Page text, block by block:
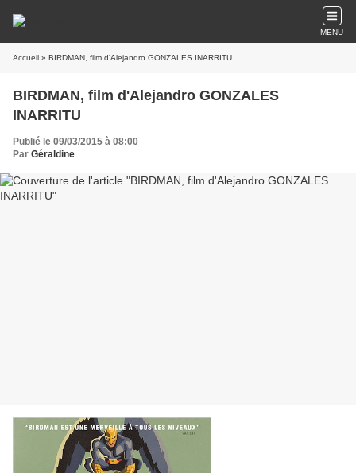
MENU
Accueil » BIRDMAN, film d'Alejandro GONZALES INARRITU
BIRDMAN, film d'Alejandro GONZALES
INARRITU
Publié le 09/03/2015 à 08:00
Par Géraldine